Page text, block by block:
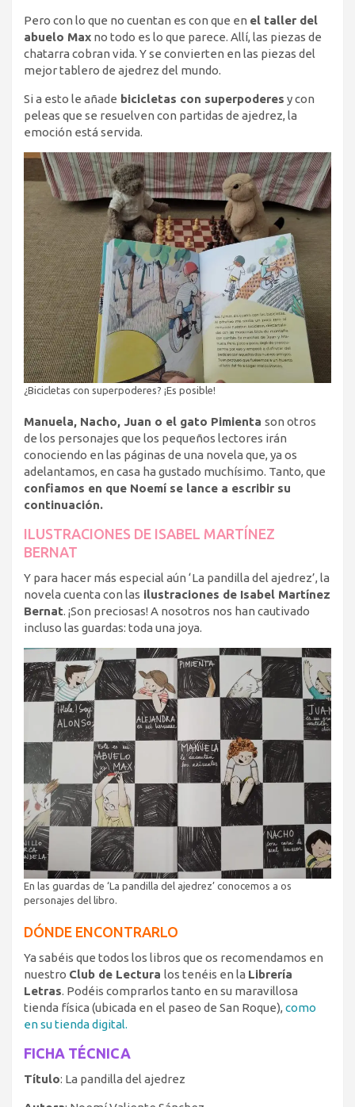
Pero con lo que no cuentan es con que en el taller del
abuelo Max no todo es lo que parece. Allí, las piezas de
chatarra cobran vida. Y se convierten en las piezas del
mejor tablero de ajedrez del mundo.
Si a esto le añade bicicletas con superpoderes y con
peleas que se resuelven con partidas de ajedrez, la
emoción está servida.
¿Bicicletas con superpoderes? ¡Es posible!
Manuela, Nacho, Juan o el gato Pimienta son otros
de los personajes que los pequeños lectores irán
conociendo en las páginas de una novela que, ya os
adelantamos, en casa ha gustado muchísimo. Tanto, que
confiamos en que Noemí se lance a escribir su
continuación.
ILUSTRACIONES DE ISABEL MARTÍNEZ
BERNAT
Y para hacer más especial aún ‘La pandilla del ajedrez’, la
novela cuenta con las ilustraciones de Isabel Martínez
Bernat. ¡Son preciosas! A nosotros nos han cautivado
incluso las guardas: toda una joya.
En las guardas de ‘La pandilla del ajedrez’ conocemos a os
personajes del libro.
DÓNDE ENCONTRARLO
Ya sabéis que todos los libros que os recomendamos en
nuestro Club de Lectura los tenéis en la Librería
Letras. Podéis comprarlos tanto en su maravillosa
tienda física (ubicada en el paseo de San Roque), como
en su tienda digital.
FICHA TÉCNICA
Título: La pandilla del ajedrez